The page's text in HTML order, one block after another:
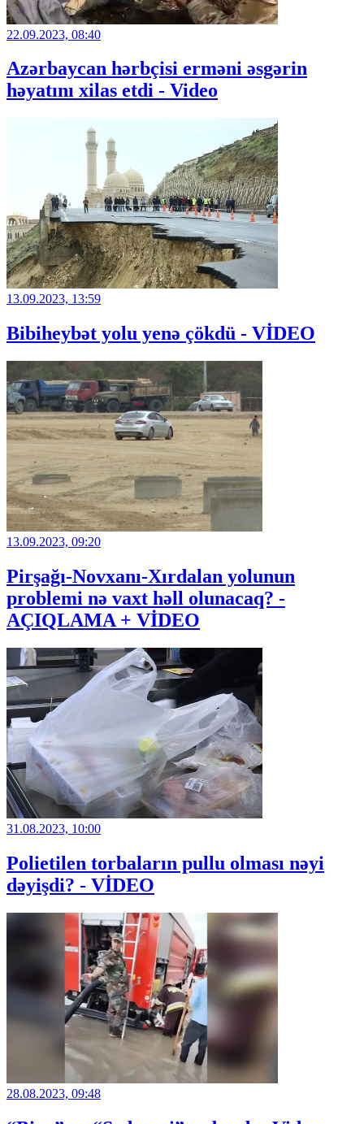
22.09.2023, 08:40
Azərbaycan hərbçisi erməni əsgərin
həyatını xilas etdi - Video
13.09.2023, 13:59
Bibiheybət yolu yenə çökdü - VİDEO
13.09.2023, 09:20
Pirşağı-Novxanı-Xırdalan yolunun
problemi nə vaxt həll olunacaq? -
AÇIQLAMA + VİDEO
31.08.2023, 10:00
Polietilen torbaların pullu olması nəyi
dəyişdi? - VİDEO
28.08.2023, 09:48